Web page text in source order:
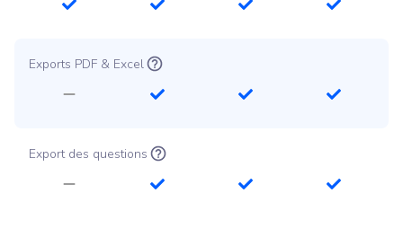
Exports PDF & Excel
Export des questions